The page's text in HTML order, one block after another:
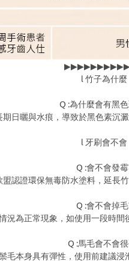
l 竹子為什麼
Q :為什麼會有黑
日曬與水痕，導致於黑色素沉
l 牙刷會不會
Q :會不會發霉
盟認證環保無毒防水塗料，延長
Q :會不會掉毛
況為正常現象，如使用一段時間
Q :馬毛會不會
毛本身具有彈性，使用前建議浸